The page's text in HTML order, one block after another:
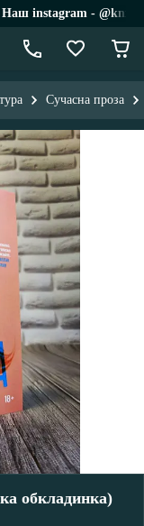
instagram -
Сучасна проза
обкладинка)